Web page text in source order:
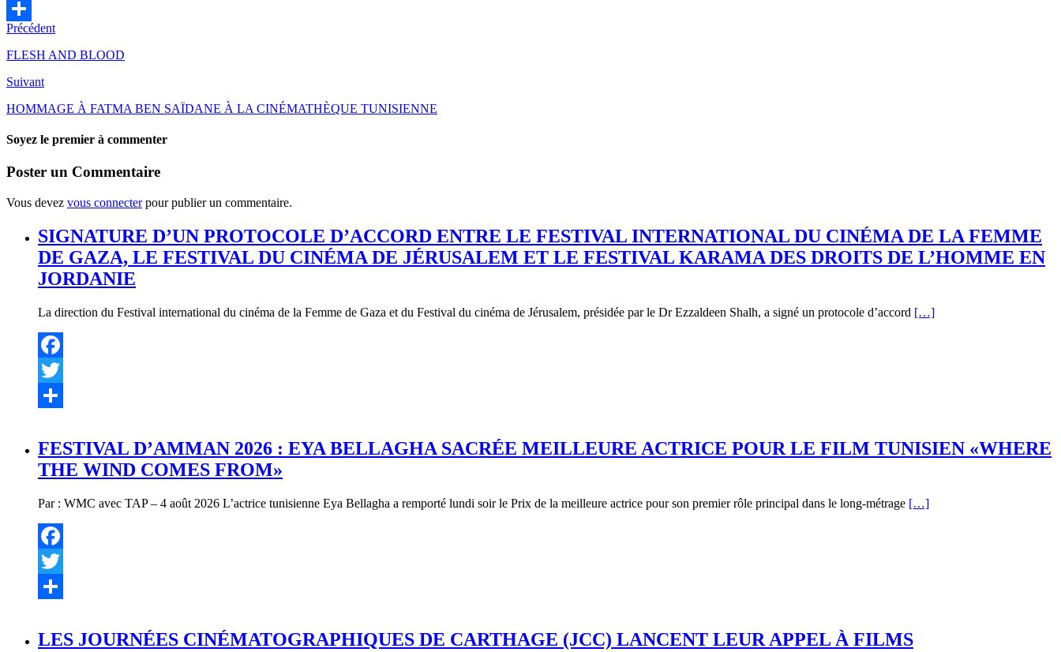
Twitter
Partager
Précédent
FLESH AND BLOOD
Suivant
HOMMAGE À FATMA BEN SAÏDANE À LA CINÉMATHÈQUE TUNISIENNE
Soyez le premier à commenter
Poster un Commentaire
Vous devez vous connecterpour publier un commentaire.
SIGNATURE D’UN PROTOCOLE D’ACCORD ENTRE LE FESTIVAL INTERNATIONAL DU CINÉMA DE LA FEMME
DE GAZA, LE FESTIVAL DU CINÉMA DE JÉRUSALEM ET LE FESTIVAL KARAMA DES DROITS DE L’HOMME EN
JORDANIE
La direction du Festival international du cinéma de la Femme de Gaza et du Festival du cinéma de Jérusalem, présidée par le Dr Ezzaldeen Shalh, a signé un protocole d’accord […]
Facebook
Twitter
FESTIVAL D’AMMAN 2026 : EYA BELLAGHA SACRÉE MEILLEURE ACTRICE POUR LE FILM TUNISIEN «WHERE
THE WIND COMES FROM»
Par : WMC avec TAP – 4 août 2026 L’actrice tunisienne Eya Bellagha a remporté lundi soir le Prix de la meilleure actrice pour son premier rôle principal dans le long-métrage […]
Facebook
Twitter
LES JOURNÉES CINÉMATOGRAPHIQUES DE CARTHAGE (JCC) LANCENT LEUR APPEL À FILMS